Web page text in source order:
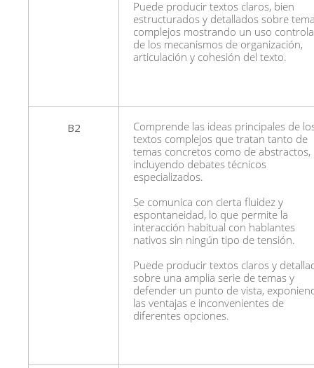
Puede producir textos claros, bien
estructurados y detallados sobre
complejos mostrando un uso
de los mecanismos de organización,
articulación y cohesión del texto.
B2
Comprende las ideas principales de
textos complejos que tratan tanto de
temas concretos como de abstractos,
incluyendo debates técnicos
especializados.
Se comunica con cierta fluidez y
espontaneidad, lo que permite la
interacción habitual con hablantes
nativos sin ningún tipo de tensión.
Puede producir textos claros y
sobre una amplia serie de temas y
defender un punto de vista,
las ventajas e inconvenientes de
diferentes opciones.